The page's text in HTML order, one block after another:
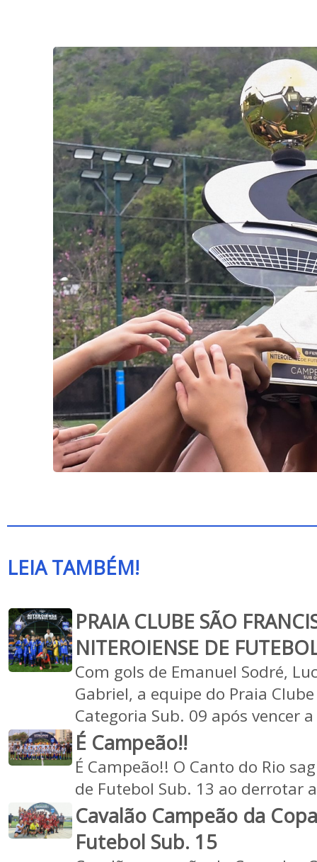
LEIA TAMBÉM!
PRAIA CLUBE SÃO
NITEROIENSE DE
Com gols de Emanuel Sodré,
Gabriel, a equipe do Praia
Categoria Sub. 09 após vencer
É Campeão!!
É Campeão!! O Canto do Rio
de Futebol Sub. 13 ao derrotar
Cavalão Campeão da
Futebol Sub. 15